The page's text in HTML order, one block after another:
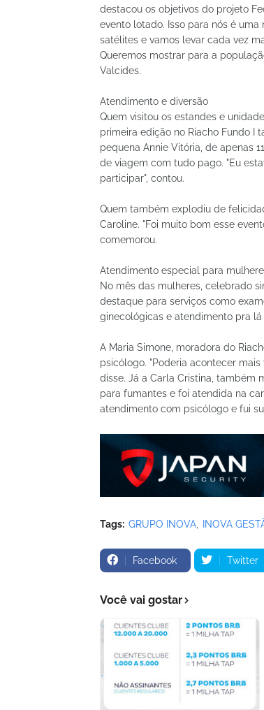
destacou os objetivos do projeto
evento lotado. Isso para nós é
satélites e vamos levar cada vez
Queremos mostrar para a
Valcides.
Atendimento e diversão
Quem visitou os estandes e
primeira edição no Riacho Fundo I
pequena Annie Vitória, de apenas
de viagem com tudo pago. "Eu
participar", contou.
Quem também explodiu de
Caroline. "Foi muito bom esse
comemorou.
Atendimento especial para
No mês das mulheres, celebrado
destaque para serviços como
ginecológicas e atendimento pra lá
A Maria Simone, moradora do
psicólogo. "Poderia acontecer
disse. Já a Carla Cristina, também
para fumantes e foi atendida na
atendimento com psicólogo e fui
Tags: GRUPO INOVA INOVA
Facebook Twitter
Você vai gostar